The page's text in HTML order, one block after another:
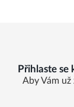
Přihlaste
Aby Vám už